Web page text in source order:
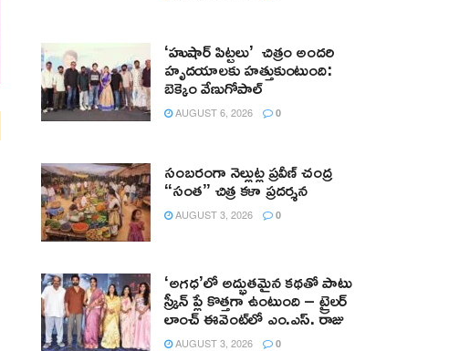
‘హుషార్‌ పిట్టలు’ చిత్రం అందరి
హృదయాలకు హత్తుకుంటుంది:
బెక్కెం వేణుగోపాల్‌
AUGUST 6, 2026 0
సంబరంగా నెల్లుట్ల ప్రవీణ్ చంద్ర
“సంత” చిత్ర కళా ప్రదర్శన
AUGUST 3, 2026 0
‘అగధ’లో అద్భుతమైన కథతో పాటు
స్క్రీన్ ప్లే కొత్తగా ఉంటుంది – ట్రైలర్
లాంచ్ ఈవెంట్‌లో ఎం.ఎస్. రాజు
AUGUST 3, 2026 0